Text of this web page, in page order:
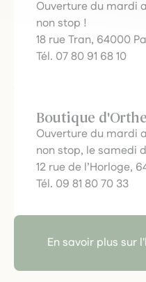
Ouverture du mardi
non stop !
18 rue Tran, 64000
Tél. 07 80 91 68 10
Boutique
Ouverture du mardi
non stop, le samedi
12 rue de l’Horloge,
Tél. 09 81 80 70 33
En savoir plus sur